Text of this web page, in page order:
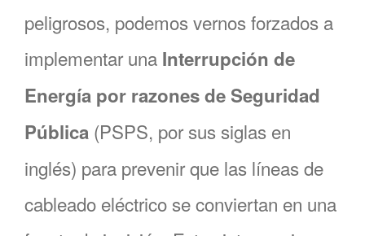
peligrosos, podemos vernos forzados a
implementar una Interrupción de
Energía por razones de Seguridad
Pública (PSPS, por sus siglas en
inglés) para prevenir que las líneas de
cableado eléctrico se conviertan en una